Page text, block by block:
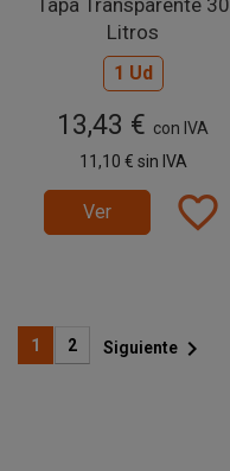
Litros
1 Ud
13,43 € con IVA
11,10 € sin IVA
Ver favorite_border
1 2 Siguiente 